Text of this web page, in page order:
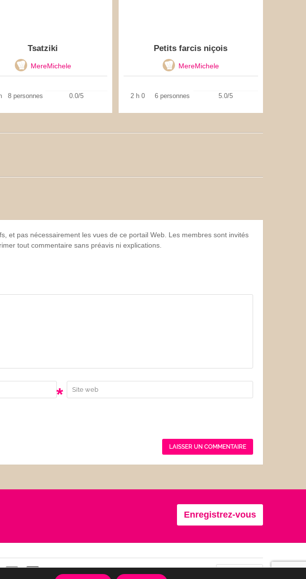
Tsatziki
MereMichele
8 personnes 0.0/5
Petits farcis niçois
MereMichele
2 h 0 6 personnes 5.0/5
et pas nécessairement les vues de ce portail Web. Les membres sont invités
tout commentaire sans préavis ni explications.
*
Enregistrez-vous
Contact Se connecter Confidentialité